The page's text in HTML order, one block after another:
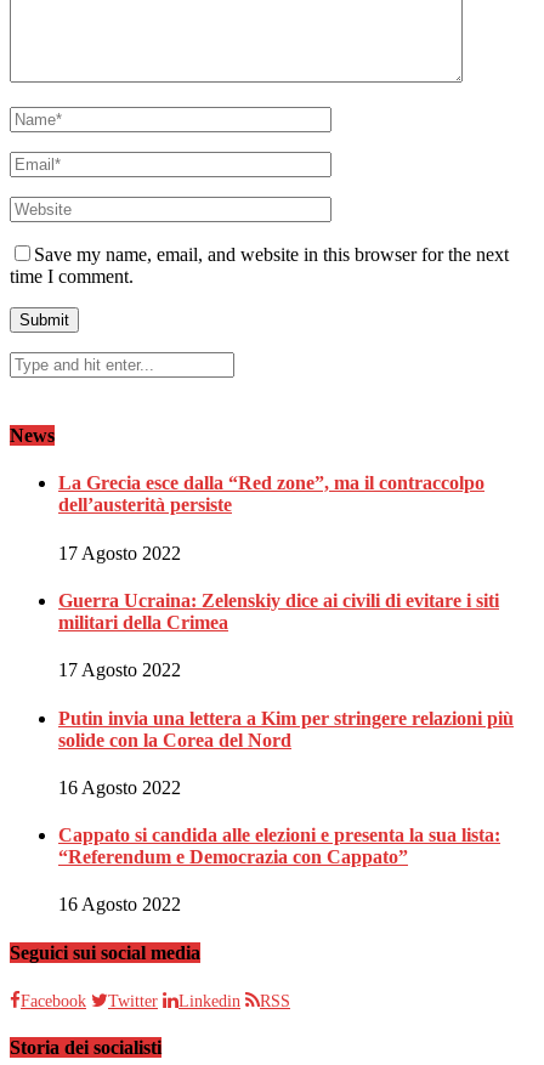
Save my name, email, and website in this browser for the next
time I comment.
News
La Grecia esce dalla “Red zone”, ma il contraccolpo
dell’austerità persiste
17 Agosto 2022
Guerra Ucraina: Zelenskiy dice ai civili di evitare i siti
militari della Crimea
17 Agosto 2022
Putin invia una lettera a Kim per stringere relazioni più
solide con la Corea del Nord
16 Agosto 2022
Cappato si candida alle elezioni e presenta la sua lista:
“Referendum e Democrazia con Cappato”
16 Agosto 2022
Seguici sui social media
Facebook Twitter Linkedin RSS
Storia dei socialisti